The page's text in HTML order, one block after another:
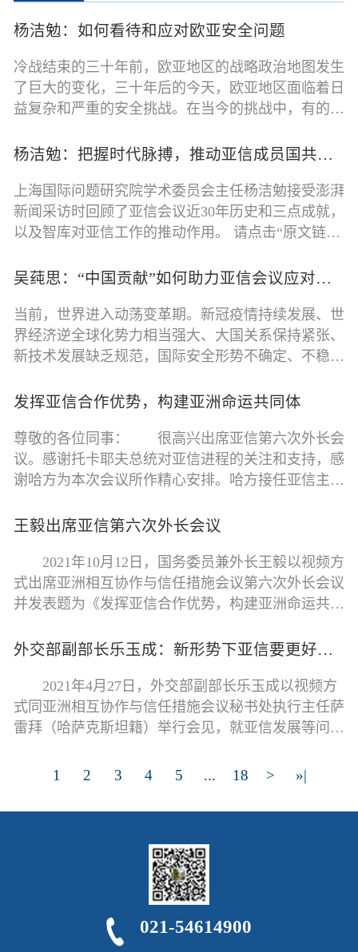
杨洁勉：如何看待和应对欧亚安全问题
冷战结束的三十年前，欧亚地区的战略政治地图发生
了巨大的变化，三十年后的今天，欧亚地区面临着日
益复杂和严重的安全挑战。在当今的挑战中，有的是
杨洁勉：把握时代脉搏，推动亚信成员国共发展
上海国际问题研究院学术委员会主任杨洁勉接受澎湃
新闻采访时回顾了亚信会议近30年历史和三点成就，
以及智库对亚信工作的推动作用。 请点击“原文链
吴莼思：“中国贡献”如何助力亚信会议应对亚洲安全挑战？
当前，世界进入动荡变革期。新冠疫情持续发展、世
界经济逆全球化势力相当强大、大国关系保持紧张、
新技术发展缺乏规范，国际安全形势不确定、不稳定
发挥亚信合作优势，构建亚洲命运共同体
尊敬的各位同事： 很高兴出席亚信第六次外长会
议。感谢托卡耶夫总统对亚信进程的关注和支持，感
谢哈方为本次会议所作精心安排。哈方接任亚信主席
王毅出席亚信第六次外长会议
2021年10月12日，国务委员兼外长王毅以视频方
式出席亚洲相互协作与信任措施会议第六次外长会议
并发表题为《发挥亚信合作优势，构建亚洲命运共同
外交部副部长乐玉成：新形势下亚信要更好服务地区国家安全和发展利益
2021年4月27日，外交部副部长乐玉成以视频方
式同亚洲相互协作与信任措施会议秘书处执行主任萨
雷拜（哈萨克斯坦籍）举行会见，就亚信发展等问题
1 2 3 4 5 ... 18 > »|
021-54614900